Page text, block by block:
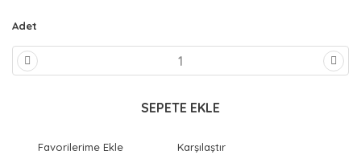
Adet
SEPETE EKLE
Karşılaştır